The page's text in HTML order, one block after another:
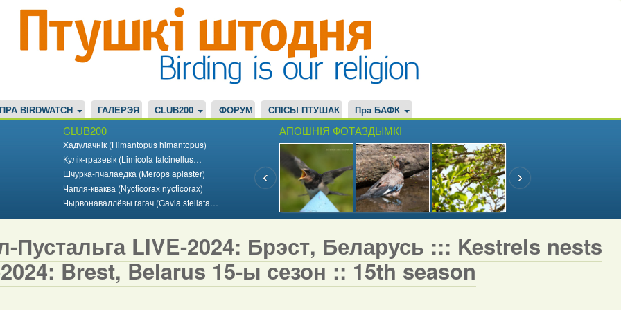
ПРА BIRDWATCH ГАЛЕРЭЯ CLUB200 ФОРУМ СПІСЫ ПТУШАК Пра БАФК
CLUB200
Хадулачнік (Himantopus himantopus)
Кулік-гразевік (Limicola falcinellus…
Шчурка-пчалаедка (Merops apiaster)
Чапля-кваква (Nycticorax nycticorax)
Чырвонаваллёвы гагач (Gavia stellata…
АПОШНІЯ ФОТАЗДЫМКІ
Пустальга LIVE-2024: Брэст, Беларусь ::: Kestrels nests
Brest, Belarus 15-ы сезон :: 15th season